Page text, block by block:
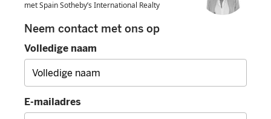
met Spain Sotheby’s International Realty
Neem contact met ons op
Volledige naam
E-mailadres